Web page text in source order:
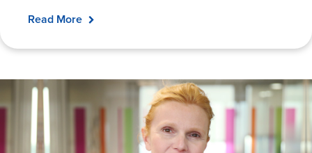
Read More